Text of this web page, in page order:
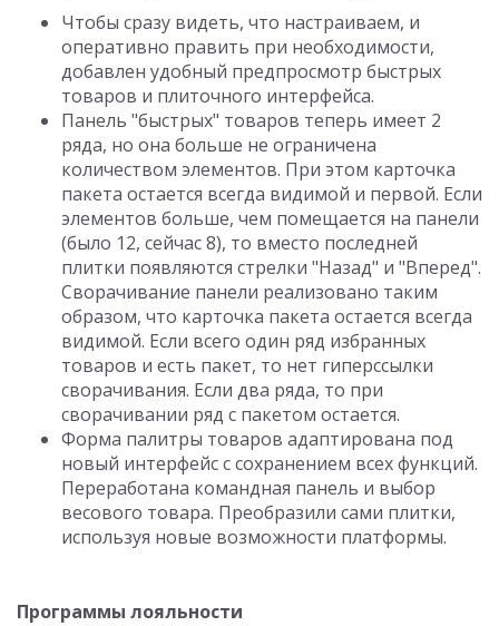
Чтобы сразу видеть, что настраиваем, и
оперативно править при необходимости,
добавлен удобный предпросмотр быстрых
товаров и плиточного интерфейса.
Панель "быстрых" товаров теперь имеет 2
ряда, но она больше не ограничена
количеством элементов. При этом карточка
пакета остается всегда видимой и первой. Если
элементов больше, чем помещается на панели
(было 12, сейчас 8), то вместо последней
плитки появляются стрелки "Назад" и "Вперед".
Сворачивание панели реализовано таким
образом, что карточка пакета остается всегда
видимой. Если всего один ряд избранных
товаров и есть пакет, то нет гиперссылки
сворачивания. Если два ряда, то при
сворачивании ряд с пакетом остается.
Форма палитры товаров адаптирована под
новый интерфейс с сохранением всех функций.
Переработана командная панель и выбор
весового товара. Преобразили сами плитки,
используя новые возможности платформы.
Программы лояльности